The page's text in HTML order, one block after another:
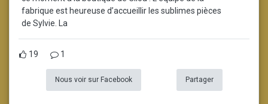
fabrique est heureuse d’accueillir les sublimes pièces
de Sylvie. La
19 1
Nous voir sur Facebook Partager